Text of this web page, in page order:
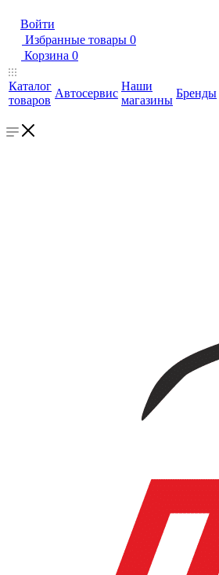
Войти
Избранные товары 0
Корзина 0
Каталог
товаров
Автосервис
Наши
магазины
Бренды